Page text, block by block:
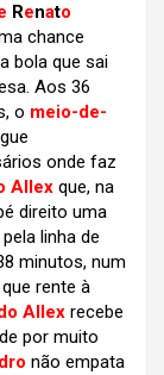
Renato
chance
bola que sai
Aos 36
o meio-de-
onde faz
Allex que, na
direito uma
linha de
minutos, num
rente à
Allex recebe
por muito
não empata